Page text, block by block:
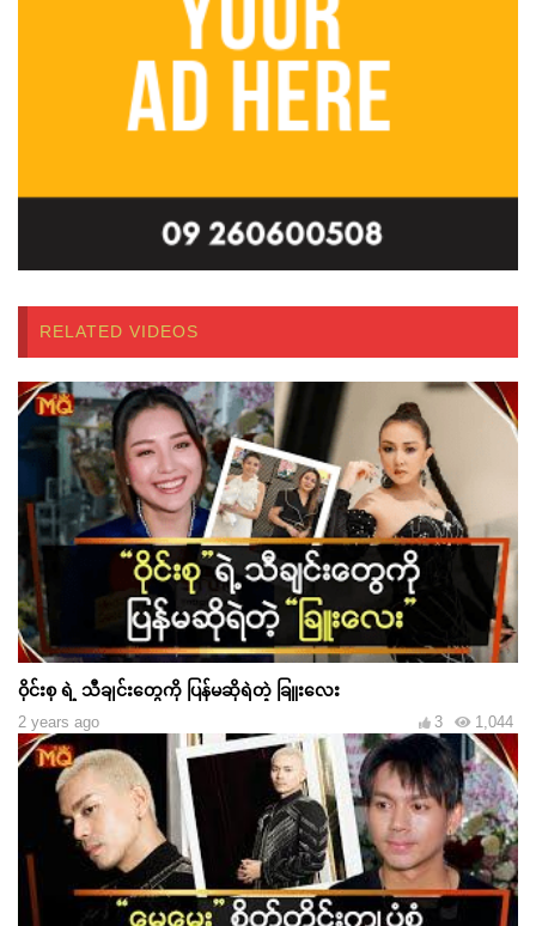
RELATED VIDEOS
ဝိုင်းစု ရဲ့ သီချင်းတွေကို ပြန်မဆိုရဲတဲ့ ခြူးလေး
2 years ago 1,044
3